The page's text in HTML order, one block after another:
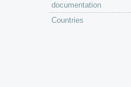
documentation
Countries